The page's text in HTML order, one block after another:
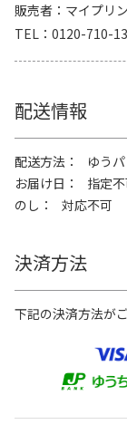
販売者
マイプリ
TEL
0120-710-
配送情報
配送方法
ゆう
お届け日
指定
のし
対応不可
決済方法
下記の決済方法が